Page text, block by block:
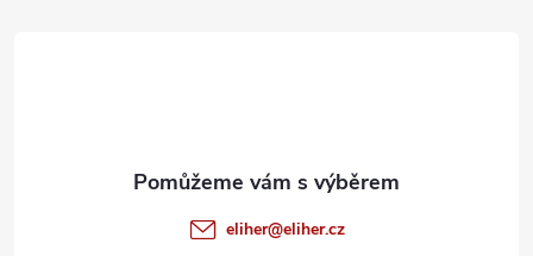
eliher@eliher.cz